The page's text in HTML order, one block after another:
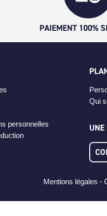
PAIEMENT 100%
personnelles
Qui
Mentions légales -